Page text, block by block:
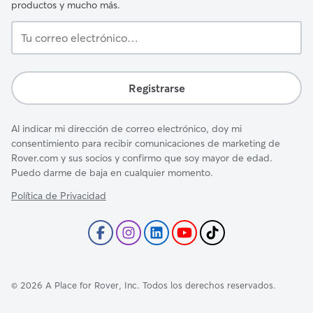
productos y mucho más.
correo
Registrarse
Al indicar mi dirección de correo electrónico, doy mi
consentimiento para recibir comunicaciones de marketing de
Rover.com y sus socios y confirmo que soy mayor de edad.
Puedo darme de baja en cualquier momento.
Política de Privacidad
© 2026 A Place for Rover, Inc. Todos los derechos reservados.